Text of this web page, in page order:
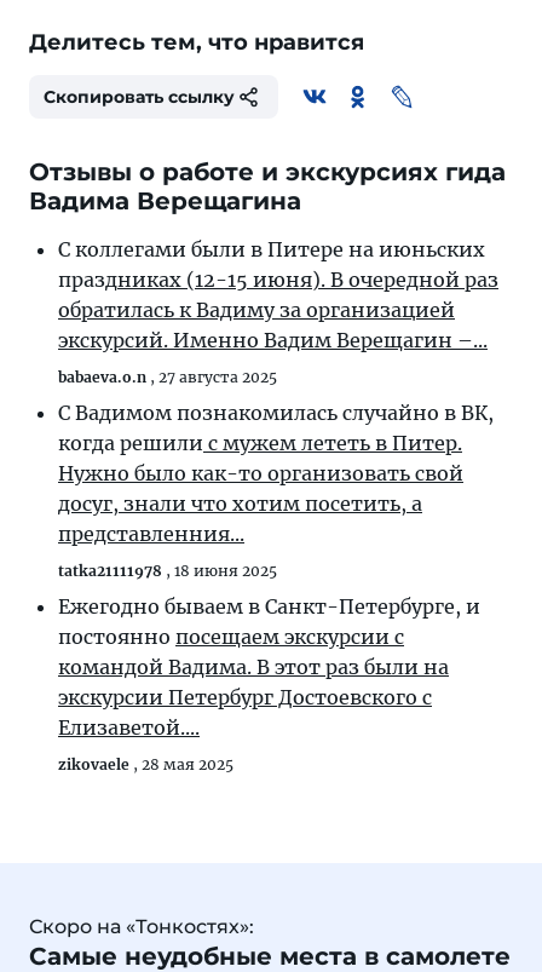
Делитесь тем, что нравится
Скопировать ссылку
Отзывы о работе и экскурсиях гида
Вадима Верещагина
С коллегами были в Питере на июньских
праздниках (12-15 июня). В очередной раз
обратилась к Вадиму за организацией
экскурсий. Именно Вадим Верещагин –...
babaeva.o.n , 27 августа 2025
С Вадимом познакомилась случайно в ВК,
когда решили с мужем лететь в Питер.
Нужно было как-то организовать свой
досуг, знали что хотим посетить, а
представленния...
tatka21111978 , 18 июня 2025
Ежегодно бываем в Санкт-Петербурге, и
постоянно посещаем экскурсии с
командой Вадима. В этот раз были на
экскурсии Петербург Достоевского с
Елизаветой....
zikovaele , 28 мая 2025
Скоро на «Тонкостях»:
Самые неудобные места в самолете